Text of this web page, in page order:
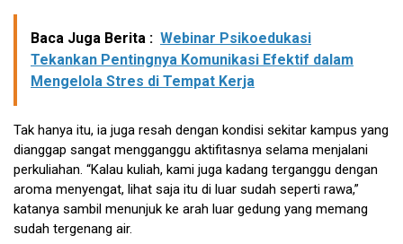
Baca Juga Berita : Webinar Psikoedukasi
Tekankan Pentingnya Komunikasi Efektif dalam
Mengelola Stres di Tempat Kerja
Tak hanya itu, ia juga resah den­gan kondisi sekitar kampus yang
dianggap sangat mengganggu ak­tifitasnya selama menjalani
perku­liahan. “Kalau kuliah, kami juga kadang terganggu dengan
aroma menyengat, lihat saja itu di luar su­dah seperti rawa,”
katanya sambil menunjuk ke arah luar gedung yang memang
sudah tergenang air.